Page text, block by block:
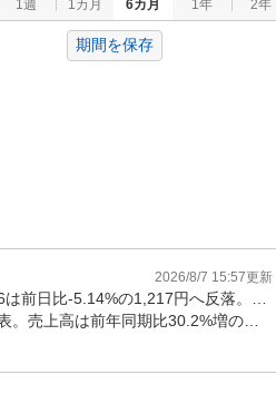
1週 1カ月 6カ月 1年 2年
期間を保存
2026/8/7 15:57更新